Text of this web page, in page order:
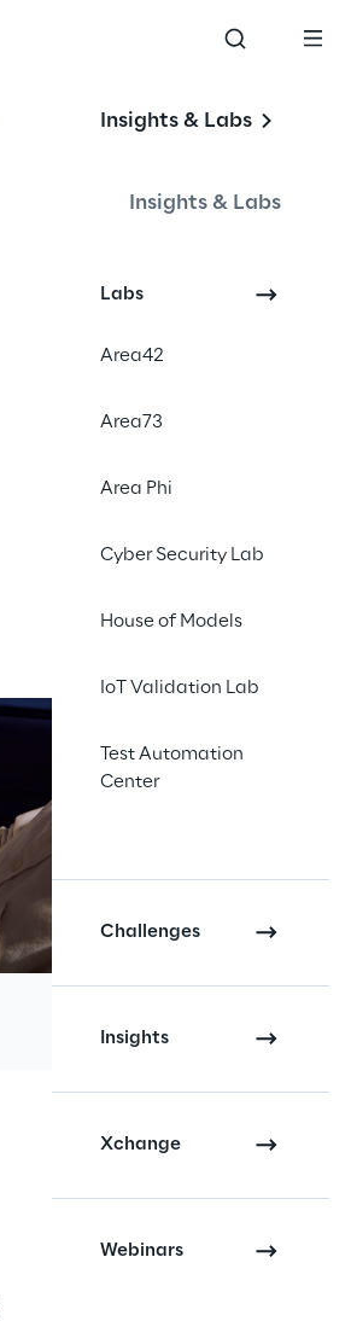
Insights & Labs
Insights & Labs
Labs
Area42
Area73
Area Phi
Cyber Security Lab
House of Models
IoT Validation Lab
Test Automation
Center
Challenges
Insights
Xchange
Webinars